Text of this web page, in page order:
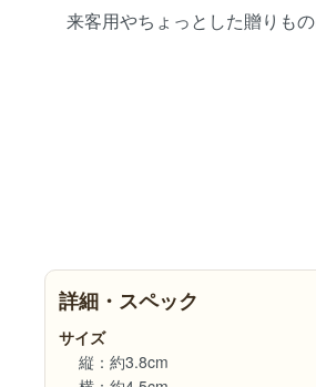
来客用やちょっとした贈りも
詳細・スペック
サイズ
縦：約3.8cm